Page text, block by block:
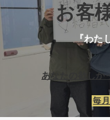
お客
『わた
あなたの欲しか
毎